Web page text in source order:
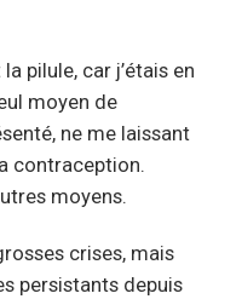
pilule, car j’étais en
moyen de
ne me laissant
contraception.
moyens.
crises, mais
persistants depuis